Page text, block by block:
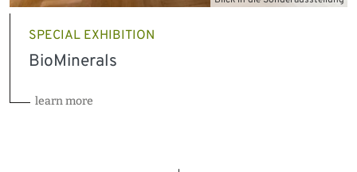
SPECIAL EXHIBITION
BioMinerals
learn more